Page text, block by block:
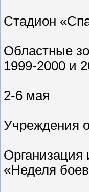
Стадион
Областные
1999-2000 и
2-6 мая
Учреждения
Организация
«Неделя